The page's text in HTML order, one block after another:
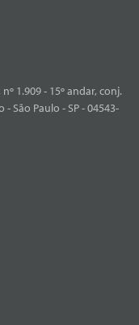
1.909 - 15º andar, conj.
São Paulo - SP - 04543-